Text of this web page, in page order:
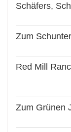
Schäfers,
Zum
Red Mill
Zum Grünen